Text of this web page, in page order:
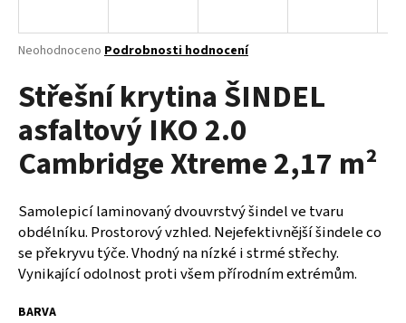
Průměrné
produktu
je
z
5
hvězdiček.
Neohodnoceno Podrobnosti hodnocení
Střešní krytina ŠINDEL
asfaltový IKO 2.0
Cambridge Xtreme 2,17 m²
Samolepicí laminovaný dvouvrstvý šindel ve tvaru
obdélníku. Prostorový vzhled. Nejefektivnější šindele co
se překryvu týče. Vhodný na nízké i strmé střechy.
Vynikající odolnost proti všem přírodním extrémům.
BARVA
j
t
?
HLEDAT
D
o